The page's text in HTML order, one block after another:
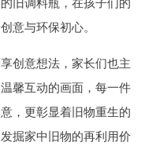
意与环保初心。
创意想法，家长们也主
馨互动的画面，每一件
，更彰显着旧物重生的
掘家中旧物的再利用价